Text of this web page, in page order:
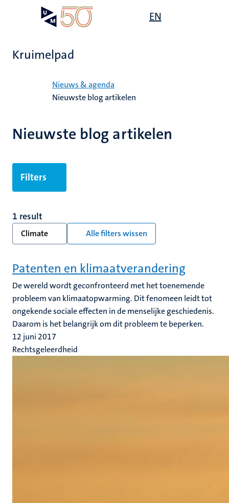
inhoud
EN
Kruimelpad
Nieuws & agenda
Nieuwste blog artikelen
Nieuwste blog artikelen
Filters
1 result
Climate Alle filters wissen
Patenten en klimaatverandering
De wereld wordt geconfronteerd met het toenemende
probleem van klimaatopwarming. Dit fenomeen leidt tot
ongekende sociale effecten in de menselijke geschiedenis.
Daarom is het belangrijk om dit probleem te beperken.
12 juni 2017
Rechtsgeleerdheid